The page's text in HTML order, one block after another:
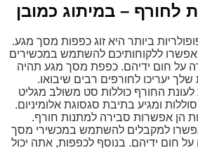
לחורף – במיתוג כמובן
ביותר היא זוג כפפות מסך מגע.
ללקוחותיכם להשתמש במכשירים
על חום ידיהם. כפפת מסך מגע תהיה
יעריכו לחורפים רבים שיבואו.
לעונת החורף כוללות סט משולב מגליט
ומגיע בתיבת סגסוגת אלומיניום.
הן אפשרות סבירה למתנות חורף.
למקבלים להשתמש במכשירי מסך
חום ידיהם. בנוסף לכפפות, אתה יכול